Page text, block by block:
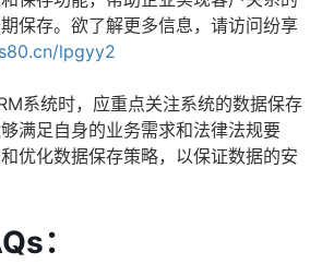
保存。欲了解更多信息，请访问纷享
lpgyy2
系统时，应重点关注系统的数据保存
满足自身的业务需求和法律法规要
优化数据保存策略，以保证数据的安
：